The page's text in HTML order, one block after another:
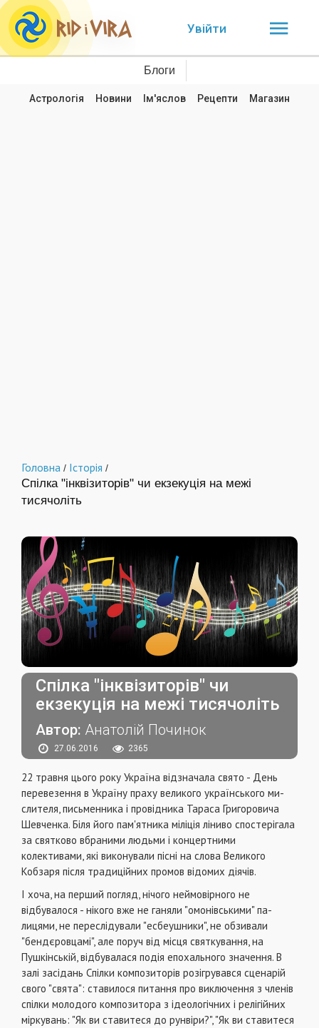
Увійти
Блоги
Астрологія Новини Ім'яслов Рецепти Магазин
Головна / Історія /
Спілка "інквізиторів" чи екзекуція на межі
тисячоліть
Спілка "інквізиторів" чи
екзекуція на межі тисячоліть
Автор: Анатолій Починок
27.06.2016 2365
22 травня цього року Україна відзначала свято - День
перевезення в Україну праху великого українського ми­
слителя, письменника і провідника Тараса Григоровича
Шевченка. Біля його пам'ятника міліція ліниво спостері­гала
за святково вбраними людьми і концертними
колективами, які виконували пісні на слова Великого
Кобза­ря після традиційних промов відомих діячів.
І хоча, на перший погляд, нічого неймовірного не
відбувалося - нікого вже не ганяли "омонівськими" па­
лицями, не переслідували "есбеушники", не обзивали
"бендєровцамі", але поруч від місця святкування, на
Пушкінській, відбувалася подія епохального значення. В
залі засідань Спілки композиторів розігрувався сцена­рій
свого "свята": ставилося питання про виключення з членів
спілки молодого композитора з ідеологічних і ре­лігійних
міркувань: "Як ви ставитеся до рунвіри?", "Як ви ставитеся